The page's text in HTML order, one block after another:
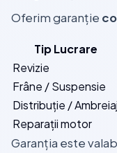
Oferim garanție
Tip Lucrare
Revizie
Frâne / Suspensie
Distribuție / Ambreiaj
Reparații motor
Garanția este